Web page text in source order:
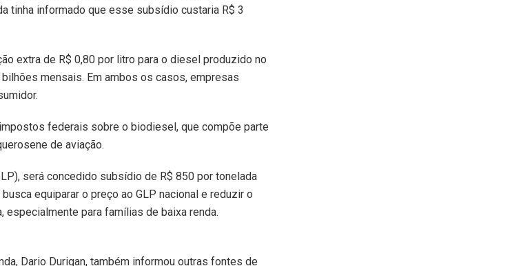
tinha informado que esse subsídio custaria R$ 3
extra de R$ 0,80 por litro para o diesel produzido no
mensais. Em ambos os casos, empresas
federais sobre o biodiesel, que compõe parte
de aviação.
será concedido subsídio de R$ 850 por tonelada
equiparar o preço ao GLP nacional e reduzir o
especialmente para famílias de baixa renda.
Dario Durigan, também informou outras fontes de